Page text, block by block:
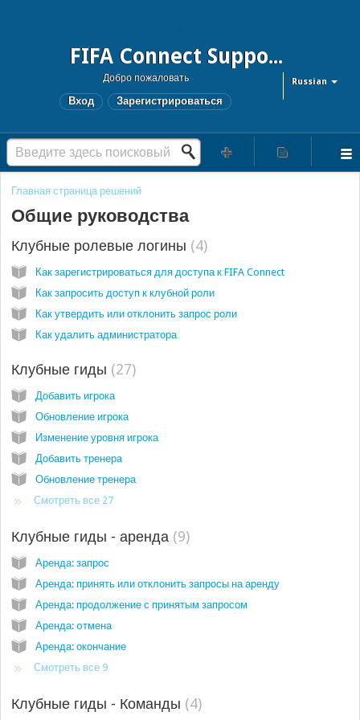
FIFA Connect Support and FCMS Support
Russian
Добро пожаловать
Вход Зарегистрироваться
Главная страница решений
Общие руководства
Клубные ролевые логины 4
Как зарегистрироваться для доступа к FIFA Connect
Как запросить доступ к клубной роли
Как утвердить или отклонить запрос роли
Как удалить администратора
Клубные гиды 27
Добавить игрока
Обновление игрока
Изменение уровня игрока
Добавить тренера
Обновление тренера
Смотреть все 27
Клубные гиды - аренда 9
Аренда: запрос
Аренда: принять или отклонить запросы на аренду
Аренда: продолжение с принятым запросом
Аренда: oтмена
Аренда: окончание
Смотреть все 9
Клубные гиды - Команды 4